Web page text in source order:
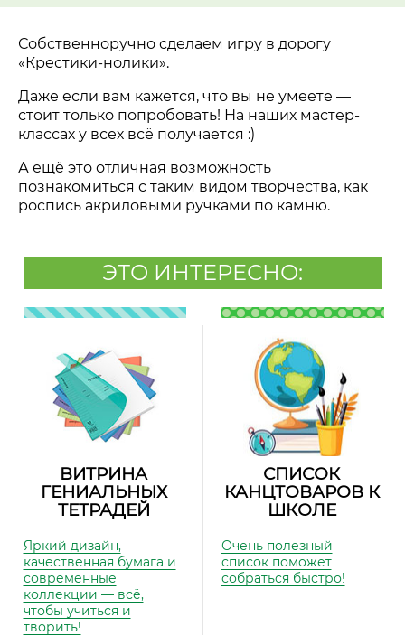
Собственноручно сделаем игру в дорогу
«Крестики-нолики».
Даже если вам кажется, что вы не умеете —
стоит только попробовать! На наших мастер-
классах у всех всё получается :)
А ещё это отличная возможность
познакомиться с таким видом творчества, как
роспись акриловыми ручками по камню.
ЭТО ИНТЕРЕСНО:
ВИТРИНА
ГЕНИАЛЬНЫХ
ТЕТРАДЕЙ
Яркий дизайн,
качественная бумага и
современные
коллекции — всё,
чтобы учиться и
творить!
СПИСОК
КАНЦТОВАРОВ К
ШКОЛЕ
Очень полезный
список поможет
собраться быстро!